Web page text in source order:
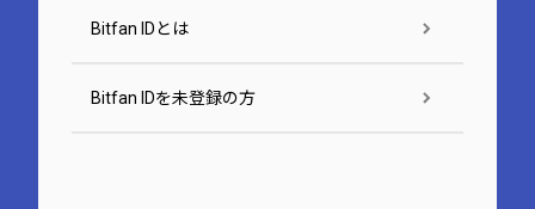
Bitfan IDとは
Bitfan IDを未登録の方